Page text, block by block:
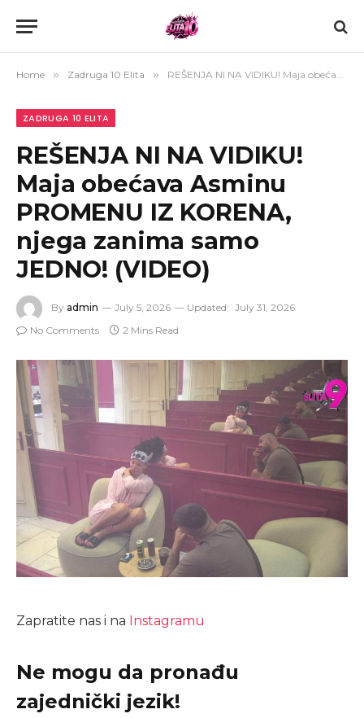
Home » Zadruga 10 Elita » REŠENJA NI NA VIDIKU! Maja obećava Asminu PROMENU IZ KORENA, njega zanima samo JEDNO! (VIDEO)
ZADRUGA 10 ELITA
REŠENJA NI NA VIDIKU!
Maja obećava Asminu
PROMENU IZ KORENA,
njega zanima samo
JEDNO! (VIDEO)
By admin July 5, 2026 Updated: July 31, 2026
No Comments
2 Mins Read
Zapratite nas i na Instagramu
Ne mogu da pronađu
zajednički jezik!